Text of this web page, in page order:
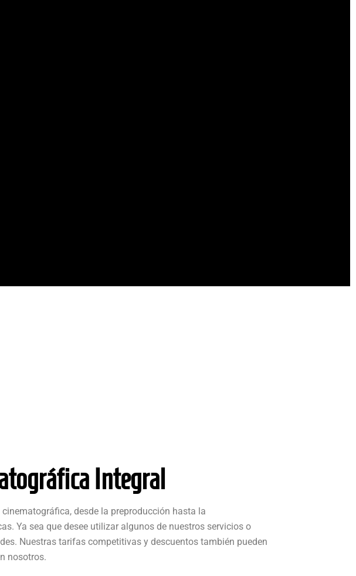
Integral
desde la preproducción hasta la
Ya sea que desee utilizar algunos de nuestros servicios o
Nuestras tarifas competitivas y descuentos también pueden
nosotros.